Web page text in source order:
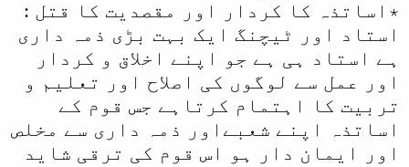
٭اساتذہ کا کردار اور مقصدیت کا قتل :
استاد اور ٹیچنگ ایک بہت بڑی ذمہ داری
ہے استاد ہی ہے جو اپنے اخلاق و کردار
اور عمل سے لوگوں کی اصلاح اور تعلیم و
تربیت کا اہتمام کرتاہے جس قوم کے
اساتذہ اپنے شعبےاور ذمہ داری سے مخلص
اور ایمان دار ہو اس قوم کی ترقی شاید